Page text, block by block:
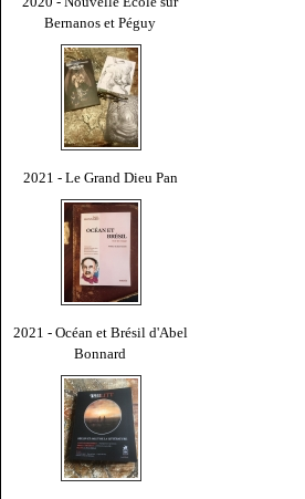
Bernanos et Péguy
2021 - Le Grand Dieu Pan
2021 - Océan et Brésil d'Abel
Bonnard